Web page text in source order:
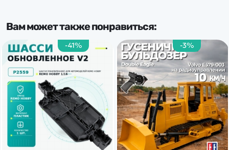
Вам может также понравиться:
-3%
-41%